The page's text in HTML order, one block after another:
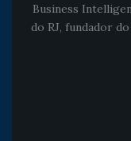
Business
do RJ, fundador